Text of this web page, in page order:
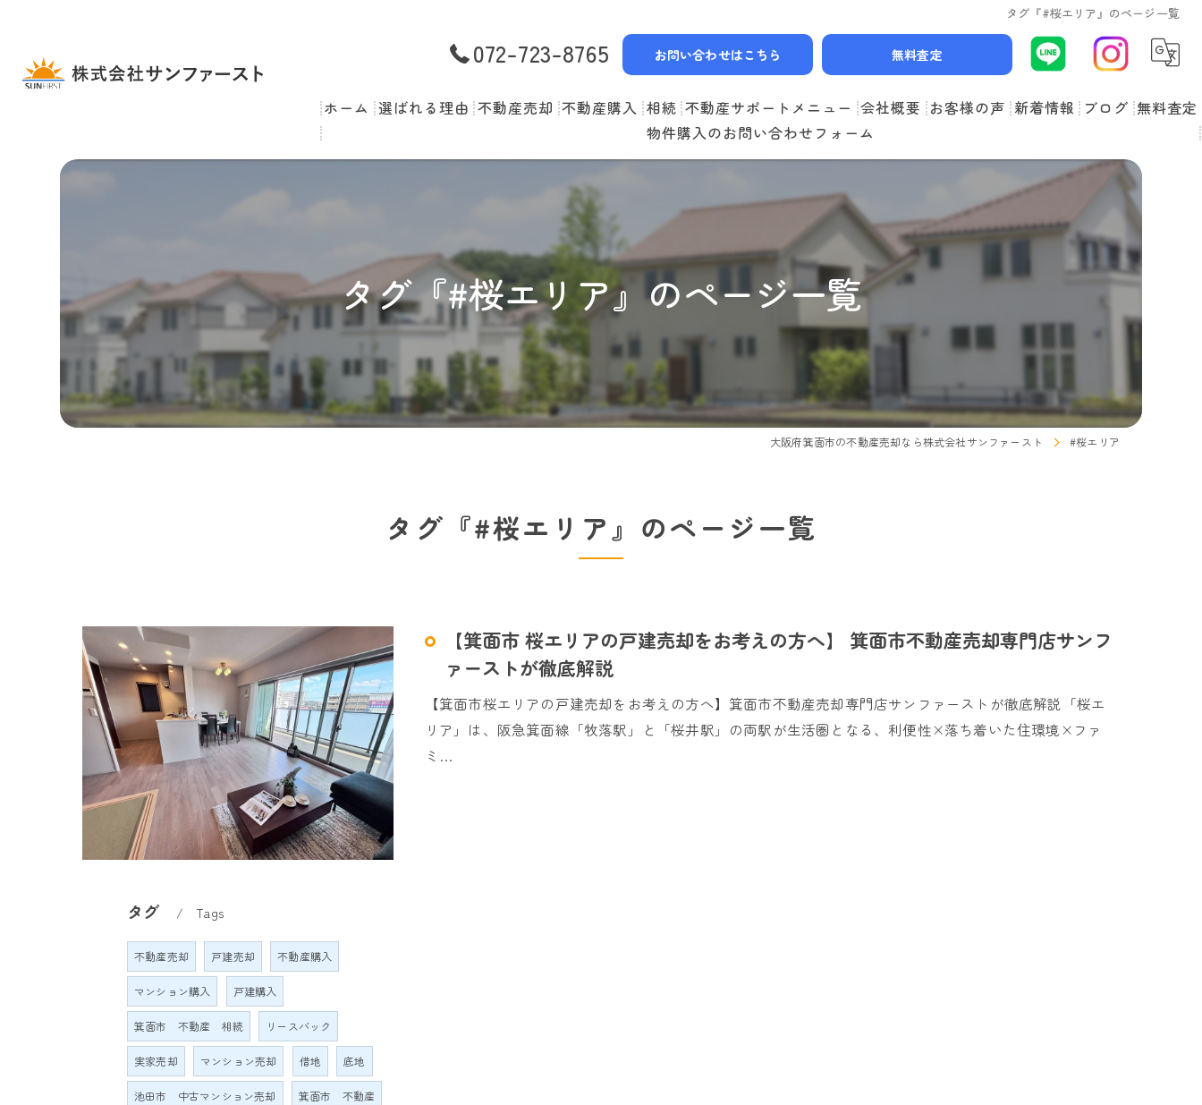
タグ『#桜エリア』のページ一覧
072-723-8765 お問い合わせはこちら 無料査定
ホーム 選ばれる理由 不動産売却
選べる3つの売却スタイル
住み替えの流れ
売却実績
当社お預かり物件
無料査定
不動産購入
物件一覧
購入の流れ
住宅ローン
住み替えサポート
相続 不動産サポートメニュー
リースバック
空家管理
会社概要
スタッフ紹介
お客様の声
よくある質問
新着情報 ブログ 無料査定
物件購入のお問い合わせフォーム
タグ『#桜エリア』のページ一覧
大阪府箕面市の不動産売却なら株式会社サンファースト #桜エリア
タグ『#桜エリア』のページ一覧
【箕面市 桜エリアの戸建売却をお考えの方へ】 箕面市不動産売却専門店サンフ
ァーストが徹底解説
【箕面市桜エリアの戸建売却をお考えの方へ】箕面市不動産売却専門店サンファーストが徹底解説「桜エ
リア」は、阪急箕面線「牧落駅」と「桜井駅」の両駅が生活圏となる、利便性×落ち着いた住環境×ファ
ミ…
タグ Tags
不動産売却 戸建売却 不動産購入
マンション購入 戸建購入
箕面市 不動産 相続 リースバック
実家売却 マンション売却 借地 底地
池田市 中古マンション売却 箕面市 不動産